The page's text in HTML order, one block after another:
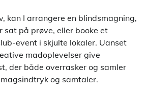
kan I arrangere en blindsmagning,
sat på prøve, eller booke et
event i skjulte lokaler. Uanset
madoplevelser give
der både overrasker og samler
og samtaler.